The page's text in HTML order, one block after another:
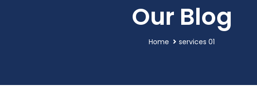
Our Blog
Home services 01